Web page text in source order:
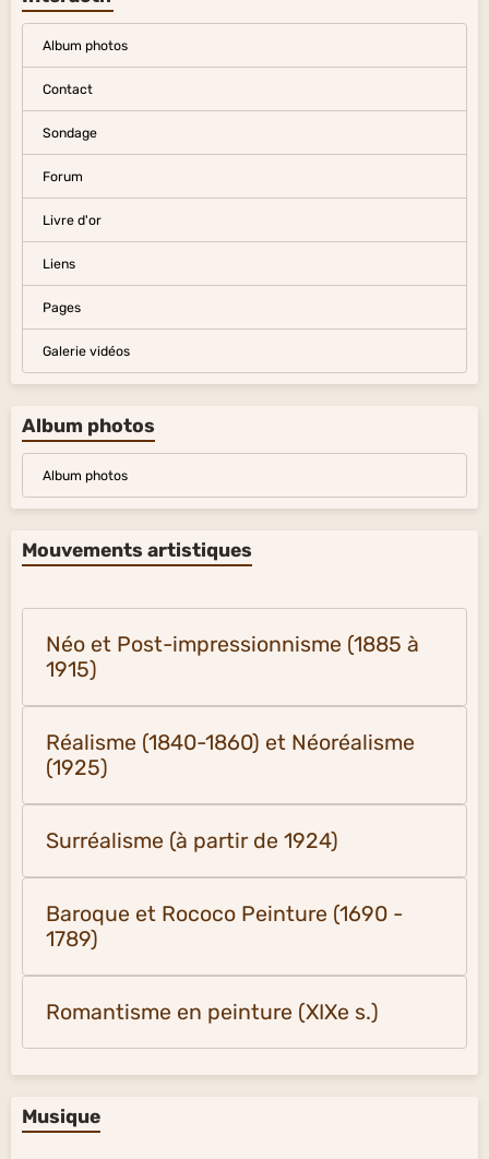
Album photos
Contact
Sondage
Forum
Livre d'or
Liens
Pages
Galerie vidéos
Album photos
Album photos
Mouvements artistiques
Néo et Post-impressionnisme (1885 à
1915)
Réalisme (1840-1860) et Néoréalisme
(1925)
Surréalisme (à partir de 1924)
Baroque et Rococo Peinture (1690 -
1789)
Romantisme en peinture (XIXe s.)
Musique